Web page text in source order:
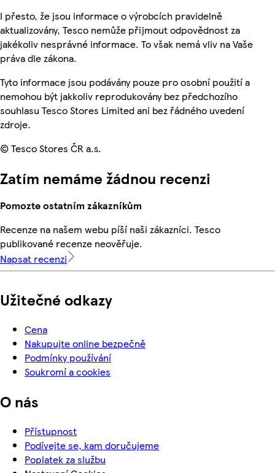
I přesto, že jsou informace o výrobcích pravidelně
aktualizovány, Tesco nemůže přijmout odpovědnost za
jakékoliv nesprávné informace. To však nemá vliv na Vaše
práva dle zákona.
Tyto informace jsou podávány pouze pro osobní použití a
nemohou být jakkoliv reprodukovány bez předchozího
souhlasu Tesco Stores Limited ani bez řádného uvedení
zdroje.
© Tesco Stores ČR a.s.
Zatím nemáme žádnou recenzi
Pomozte ostatním zákazníkům
Recenze na našem webu píší naši zákazníci. Tesco
publikované recenze neověřuje.
Napsat recenzi
Užitečné odkazy
Cena
Nakupujte online bezpečně
Podmínky používání
Soukromí a cookies
O nás
Přístupnost
Podívejte se, kam doručujeme
Poplatek za službu